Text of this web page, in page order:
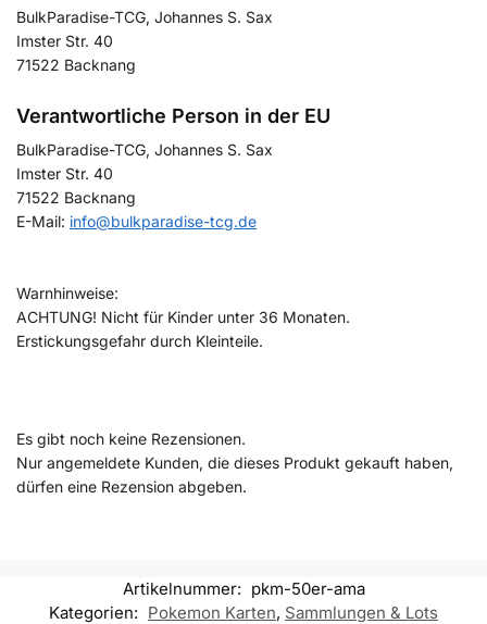
BulkParadise-TCG, Johannes S. Sax
Imster Str. 40
71522 Backnang
Verantwortliche Person in der EU
BulkParadise-TCG, Johannes S. Sax
Imster Str. 40
71522 Backnang
E-Mail: info@bulkparadise-tcg.de
Warnhinweise:
ACHTUNG! Nicht für Kinder unter 36 Monaten.
Erstickungsgefahr durch Kleinteile.
Es gibt noch keine Rezensionen.
Nur angemeldete Kunden, die dieses Produkt gekauft haben,
dürfen eine Rezension abgeben.
Artikelnummer: pkm-50er-ama
Kategorien: Pokemon Karten, Sammlungen & Lots